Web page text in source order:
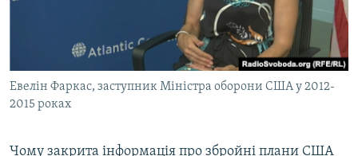
Евелін Фаркас, заступник Міністра оборони США у 2012-
2015 роках
Чому закрита інформація про збройні плани США